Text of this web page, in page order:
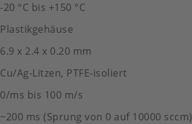
-20 °C bis +150 °C
Plastikgehäuse
6.9 x 2.4 x 0.20 mm
Cu/Ag-Litzen, PTFE-isoliert
0/ms bis 100 m/s
~200 ms (Sprung von 0 auf 10000 sccm)